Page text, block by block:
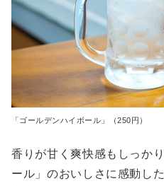
「ゴールデンハイボール」（250円）
香りが甘く爽快感もしっか
ール」のおいしさに感動し